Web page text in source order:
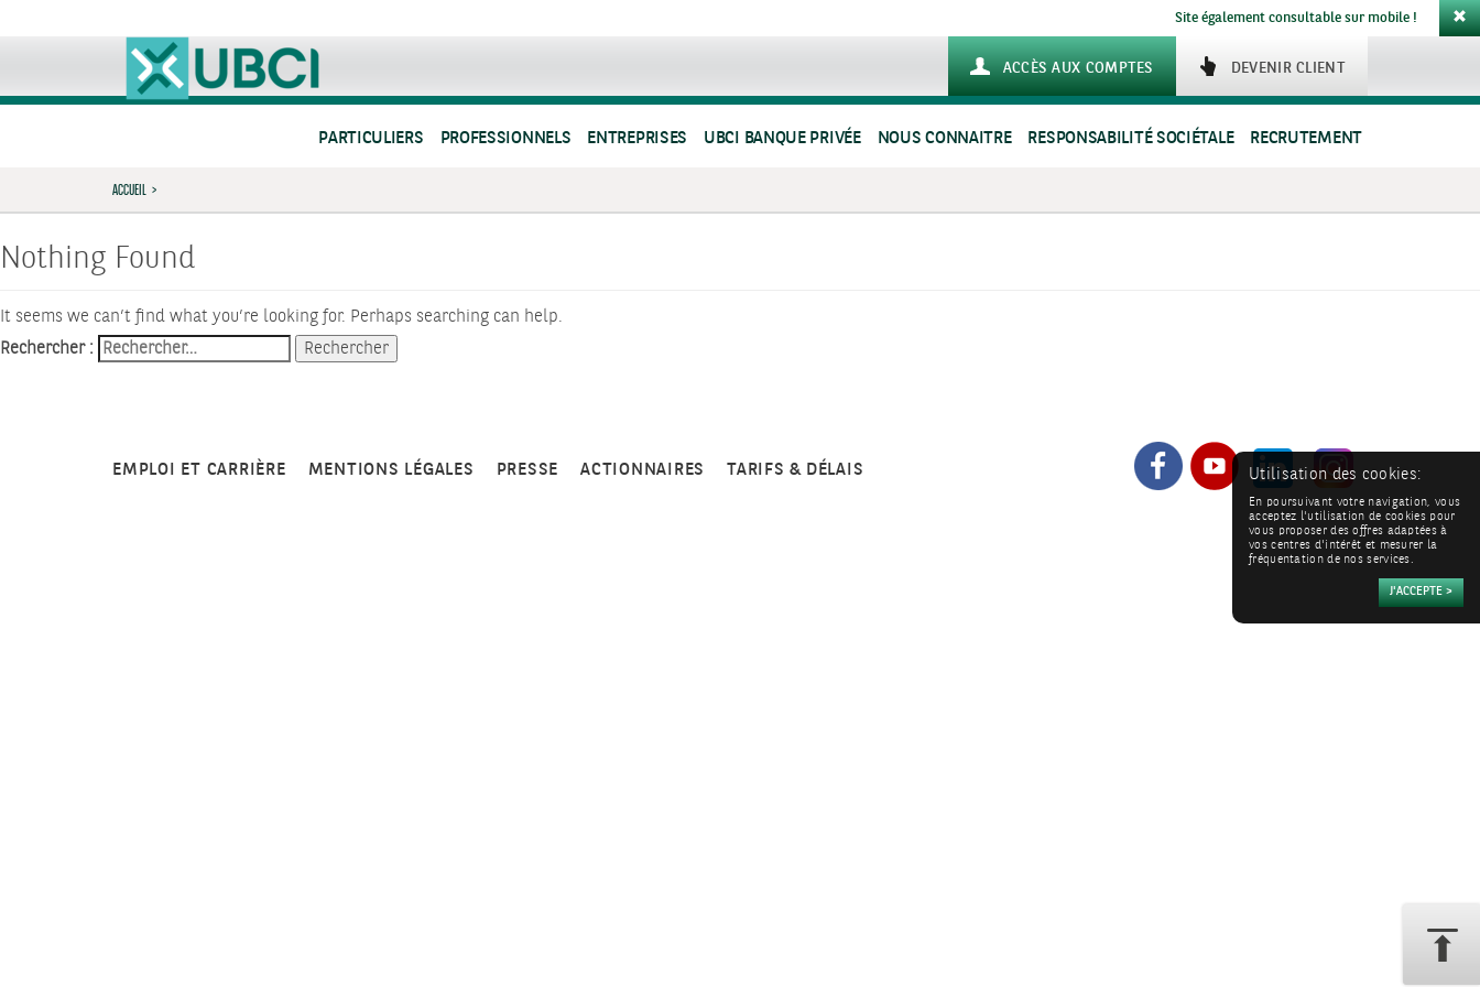
Site également consultable sur mobile !
DEVENIR CLIENT
ACCÈS AUX COMPTES
PARTICULIERS PROFESSIONNELS ENTREPRISES UBCI BANQUE PRIVÉE NOUS CONNAITRE RESPONSABILITÉ SOCIÉTALE RECRUTEMENT
ACCUEIL >
Nothing Found
It seems we can’t find what you’re looking for. Perhaps searching can help.
Rechercher :
EMPLOI ET CARRIÈRE MENTIONS LÉGALES PRESSE ACTIONNAIRES TARIFS & DÉLAIS Utilisation des cookies:
En poursuivant votre navigation, vous
acceptez l'utilisation de cookies pour
vous proposer des offres adaptées à
vos centres d'intérêt et mesurer la
fréquentation de nos services.